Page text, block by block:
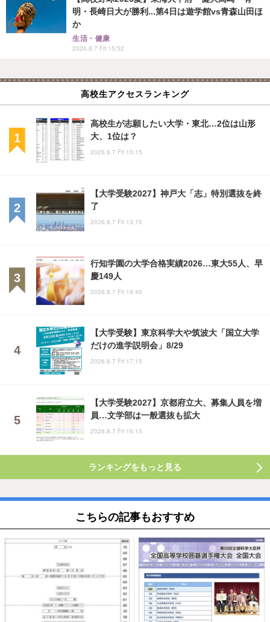
明・長崎日大が勝利...第4日は遊学館vs青森山田ほ
か
生活・健康
2026.8.7 Fri 15:52
高校生アクセスランキング
高校生が志願したい大学・東北…2位は山形
大、1位は？
2026.8.7 Fri 10:15
【大学受験2027】神戸大「志」特別選抜を終
了
2026.8.7 Fri 13:15
行知学園の大学合格実績2026…東大55人、早
慶149人
2026.8.7 Fri 18:45
【大学受験】東京科学大や筑波大「国立大学
だけの進学説明会」8/29
2026.8.7 Fri 17:15
【大学受験2027】京都府立大、募集人員を増
員…文学部は一般選抜も拡大
2026.8.7 Fri 16:15
ランキングをもっと見る
こちらの記事もおすすめ